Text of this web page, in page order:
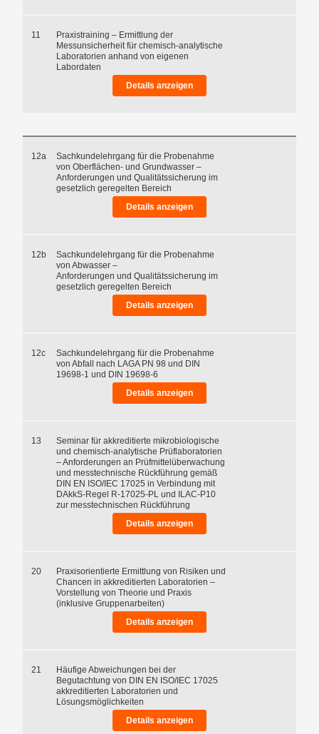
11
Praxistraining – Ermittlung der
Messunsicherheit für chemisch-analytische
Laboratorien anhand von eigenen
Labordaten
Details anzeigen
12a
Sachkundelehrgang für die Probenahme
von Oberflächen- und Grundwasser –
Anforderungen und Qualitätssicherung im
gesetzlich geregelten Bereich
Details anzeigen
12b
Sachkundelehrgang für die Probenahme
von Abwasser –
Anforderungen und Qualitätssicherung im
gesetzlich geregelten Bereich
Details anzeigen
12c
Sachkundelehrgang für die Probenahme
von Abfall nach LAGA PN 98 und DIN
19698-1 und DIN 19698-6
Details anzeigen
13
Seminar für akkreditierte mikrobiologische
und chemisch-analytische Prüflaboratorien
– Anforderungen an Prüfmittelüberwachung
und messtechnische Rückführung gemäß
DIN EN ISO/IEC 17025 in Verbindung mit
DAkkS-Regel R-17025-PL und ILAC-P10
zur messtechnischen Rückführung
Details anzeigen
20
Praxisorientierte Ermittlung von Risiken und
Chancen in akkreditierten Laboratorien –
Vorstellung von Theorie und Praxis
(inklusive Gruppenarbeiten)
Details anzeigen
21
Häufige Abweichungen bei der
Begutachtung von DIN EN ISO/IEC 17025
akkreditierten Laboratorien und
Lösungsmöglichkeiten
Details anzeigen